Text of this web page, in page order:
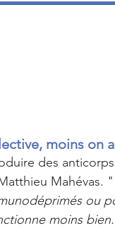
moins on
des
Mahévas. "
ou
moins bien.